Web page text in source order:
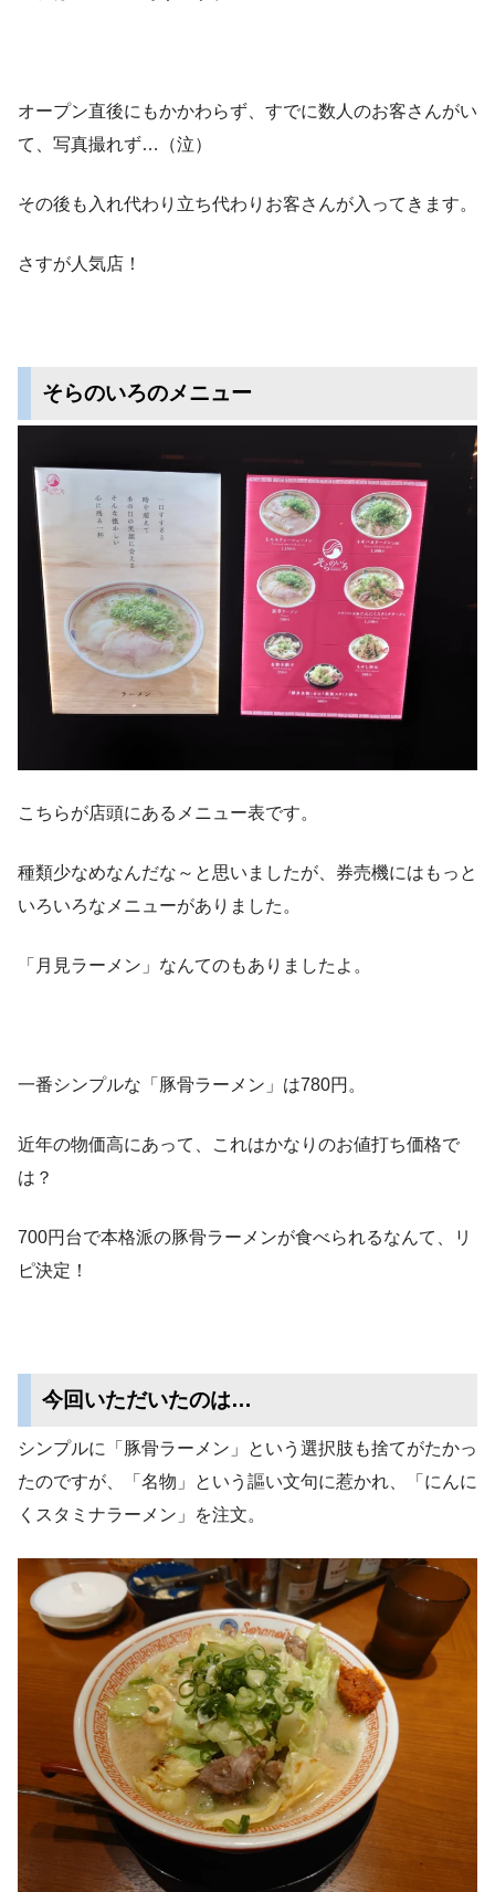
オープン直後にもかかわらず、すでに数人のお客さんがい
て、写真撮れず…（泣）
その後も入れ代わり立ち代わりお客さんが入ってきます。
さすが人気店！
そらのいろのメニュー
こちらが店頭にあるメニュー表です。
種類少なめなんだな～と思いましたが、券売機にはもっと
いろいろなメニューがありました。
「月見ラーメン」なんてのもありましたよ。
一番シンプルな「豚骨ラーメン」は780円。
近年の物価高にあって、これはかなりのお値打ち価格で
は？
700円台で本格派の豚骨ラーメンが食べられるなんて、リ
ピ決定！
今回いただいたのは…
シンプルに「豚骨ラーメン」という選択肢も捨てがたかっ
たのですが、「名物」という謳い文句に惹かれ、「にんに
くスタミナラーメン」を注文。